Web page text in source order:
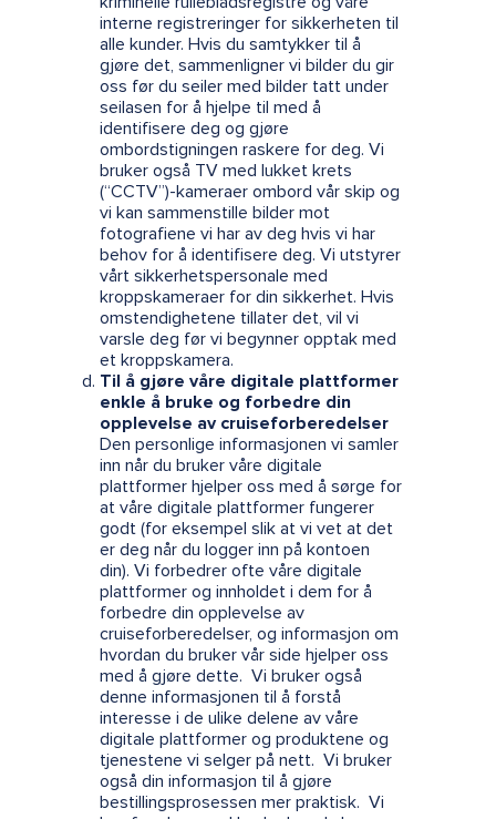
interne registreringer for sikkerheten til
alle kunder. Hvis du samtykker til å
gjøre det, sammenligner vi bilder du gir
oss før du seiler med bilder tatt under
seilasen for å hjelpe til med å
identifisere deg og gjøre
ombordstigningen raskere for deg. Vi
bruker også TV med lukket krets
(“CCTV”)-kameraer ombord vår skip og
vi kan sammenstille bilder mot
fotografiene vi har av deg hvis vi har
behov for å identifisere deg. Vi utstyrer
vårt sikkerhetspersonale med
kroppskameraer for din sikkerhet. Hvis
omstendighetene tillater det, vil vi
varsle deg før vi begynner opptak med
et kroppskamera.
Til å gjøre våre digitale plattformer
enkle å bruke og forbedre din
opplevelse av cruiseforberedelser
Den personlige informasjonen vi samler
inn når du bruker våre digitale
plattformer hjelper oss med å sørge for
at våre digitale plattformer fungerer
godt (for eksempel slik at vi vet at det
er deg når du logger inn på kontoen
din). Vi forbedrer ofte våre digitale
plattformer og innholdet i dem for å
forbedre din opplevelse av
cruiseforberedelser, og informasjon om
hvordan du bruker vår side hjelper oss
med å gjøre dette. Vi bruker også
denne informasjonen til å forstå
interesse i de ulike delene av våre
digitale plattformer og produktene og
tjenestene vi selger på nett. Vi bruker
også din informasjon til å gjøre
bestillingsprosessen mer praktisk. Vi